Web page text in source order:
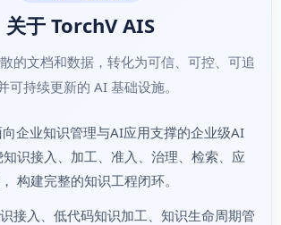
关于 TorchV AIS
的文档和数据，转化为可信、可控、可追
可持续更新的 AI 基础设施。
企业知识管理与AI应用支撑的企业级AI
识接入、加工、准入、治理、检索、应
构建完整的知识工程闭环。
接入、低代码知识加工、知识生命周期管